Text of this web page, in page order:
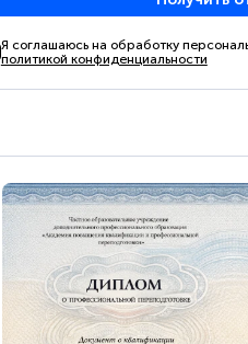
Я соглашаюсь на обработку
политикой конфиденциальности